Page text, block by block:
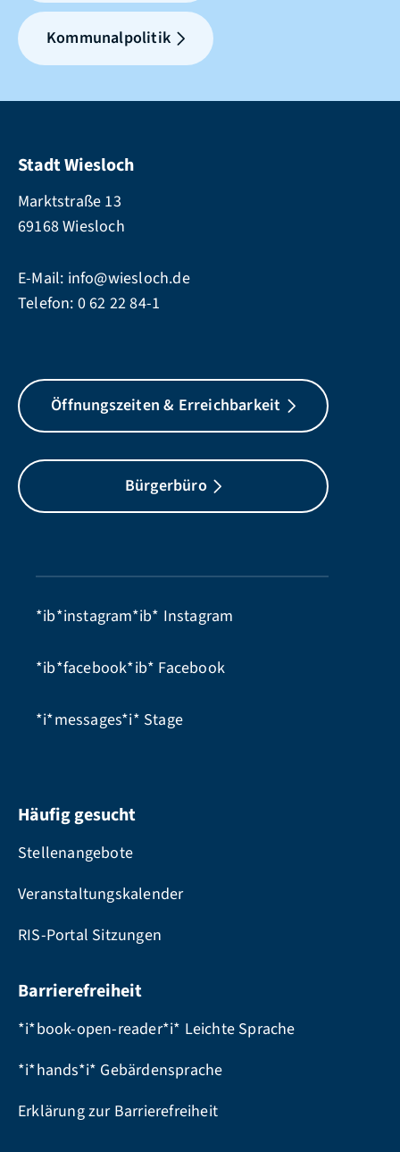
Kommunalpolitik
Stadt Wiesloch
Marktstraße 13
69168 Wiesloch
E-Mail: info@wiesloch.de
Telefon: 0 62 22 84-1
Öffnungszeiten & Erreichbarkeit
Bürgerbüro
*ib*instagram*ib* Instagram
*ib*facebook*ib* Facebook
*i*messages*i* Stage
Häufig gesucht
Stellenangebote
Veranstaltungskalender
RIS-Portal Sitzungen
Barrierefreiheit
*i*book-open-reader*i* Leichte Sprache
*i*hands*i* Gebärdensprache
Erklärung zur Barrierefreiheit